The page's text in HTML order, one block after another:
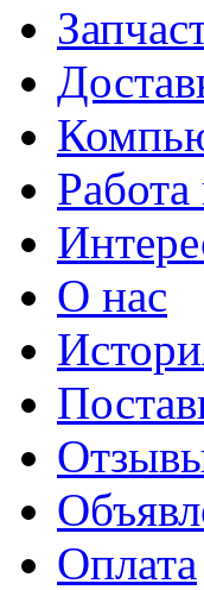
О нас
Оплата